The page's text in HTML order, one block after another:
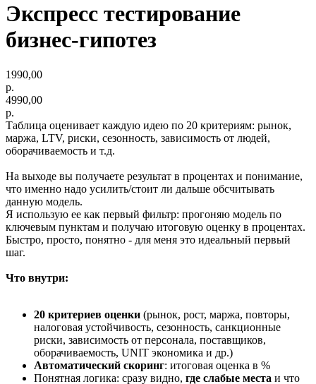
Экспресс тестирование
бизнес-гипотез
1990,00
р.
4990,00
р.
Таблица оценивает каждую идею по 20 критериям: рынок,
маржа, LTV, риски, сезонность, зависимость от людей,
оборачиваемость и т.д.
На выходе вы получаете результат в процентах и понимание,
что именно надо усилить/стоит ли дальше обсчитывать
данную модель.
Я использую ее как первый фильтр: прогоняю модель по
ключевым пунктам и получаю итоговую оценку в процентах.
Быстро, просто, понятно - для меня это идеальный первый
шаг.
Что внутри:
20 критериев оценки (рынок, рост, маржа, повторы,
налоговая устойчивость, сезонность, санкционные
риски, зависимость от персонала, поставщиков,
оборачиваемость, UNIT экономика и др.)
Автоматический скоринг: итоговая оценка в %
Понятная логика: сразу видно, где слабые места и что